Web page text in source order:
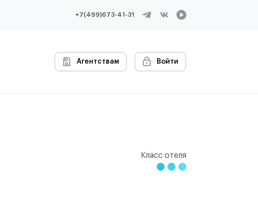
+7(499)673-41-31
Агентствам Войти
Класс отеля